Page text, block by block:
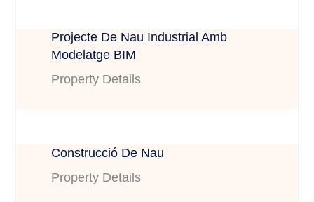
Projecte De Nau Industrial Amb
Modelatge BIM
Property Details
Construcció De Nau
Property Details